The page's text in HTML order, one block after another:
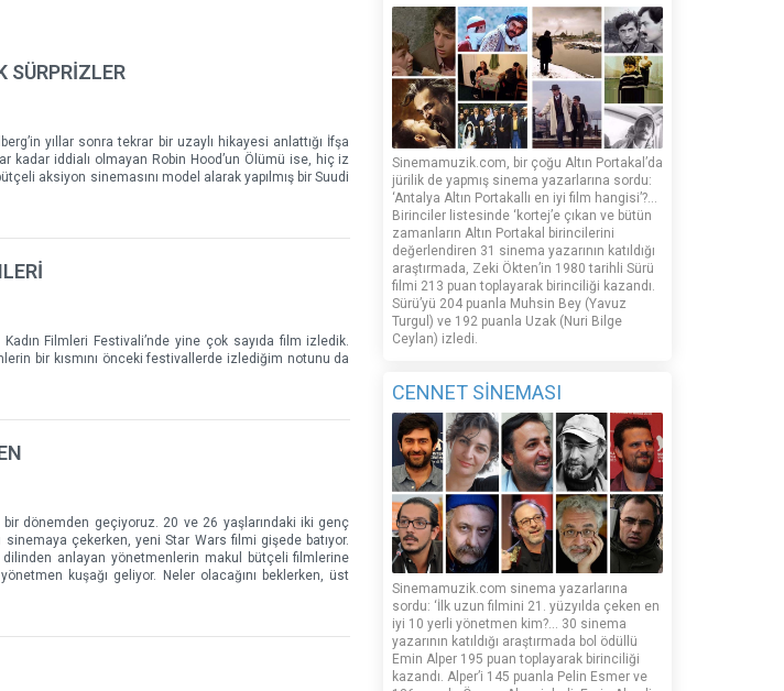
SÜRPRİZLER
yıllar sonra tekrar bir uzaylı hikayesi anlattığı İfşa
kadar iddialı olmayan Robin Hood’un Ölümü ise, hiç iz
aksiyon sinemasını model alarak yapılmış bir Suudi
Filmleri Festivali’nde yine çok sayıda film izledik.
bir kısmını önceki festivallerde izlediğim notunu da
dönemden geçiyoruz. 20 ve 26 yaşlarındaki iki genç
çekerken, yeni Star Wars filmi gişede batıyor.
dilinden anlayan yönetmenlerin makul bütçeli filmlerine
kuşağı geliyor. Neler olacağını beklerken, üst
Sinemamuzik.com, bir çoğu Altın Portakal’da
jürilik de yapmış sinema yazarlarına sordu:
‘Antalya Altın Portakallı en iyi film hangisi’?...
Birinciler listesinde ‘kortej’e çıkan ve bütün
zamanların Altın Portakal birincilerini
değerlendiren 31 sinema yazarının katıldığı
araştırmada, Zeki Ökten’in 1980 tarihli Sürü
filmi 213 puan toplayarak birinciliği kazandı.
Sürü’yü 204 puanla Muhsin Bey (Yavuz
Turgul) ve 192 puanla Uzak (Nuri Bilge
Ceylan) izledi.
CENNET SİNEMASI
Sinemamuzik.com sinema yazarlarına
sordu: ‘İlk uzun filmini 21. yüzyılda çeken en
iyi 10 yerli yönetmen kim?... 30 sinema
yazarının katıldığı araştırmada bol ödüllü
Emin Alper 195 puan toplayarak birinciliği
kazandı. Alper’i 145 puanla Pelin Esmer ve